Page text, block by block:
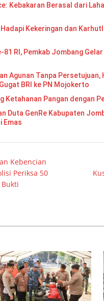
Kebakaran Berasal dari
Kekeringan dan
81 RI, Pemkab Jombang
Agunan Tanpa Persetujuan,
BRI ke PN Mojokerto
Ketahanan Pangan dengan
Kabupaten Jombang 2026: Siap
Emas
Kebencian
Periksa 50